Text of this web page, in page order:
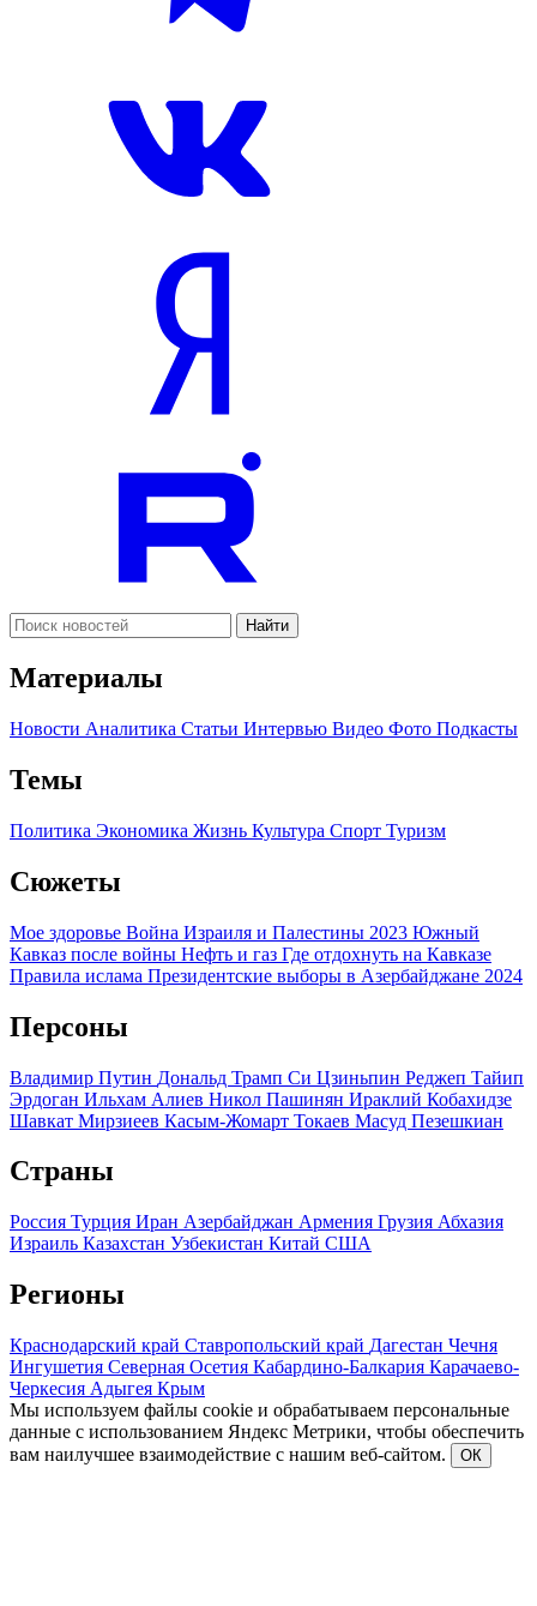
Найти
Материалы
Новости Аналитика Статьи Интервью Видео Фото Подкасты
Темы
Политика Экономика Жизнь Культура Спорт Туризм
Сюжеты
Мое здоровье Война Израиля и Палестины 2023 Южный
Кавказ после войны Нефть и газ Где отдохнуть на Кавказе
Правила ислама Президентские выборы в Азербайджане 2024
Персоны
Владимир Путин Дональд Трамп Си Цзиньпин Реджеп Тайип
Эрдоган Ильхам Алиев Никол Пашинян Ираклий Кобахидзе
Шавкат Мирзиеев Касым-Жомарт Токаев Масуд Пезешкиан
Страны
Россия Турция Иран Азербайджан Армения Грузия Абхазия
Израиль Казахстан Узбекистан Китай США
Регионы
Краснодарский край Ставропольский край Дагестан Чечня
Ингушетия Северная Осетия Кабардино-Балкария Карачаево-
Черкесия Адыгея Крым
Мы используем файлы cookie и обрабатываем персональные
данные с использованием Яндекс Метрики, чтобы обеспечить
вам наилучшее взаимодействие с нашим веб-сайтом.
ОК